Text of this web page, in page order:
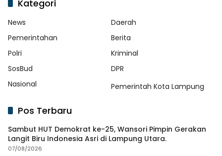
Kategori
News
Daerah
Pemerintahan
Berita
Polri
Kriminal
SosBud
DPR
Nasional
Pemerintah Kota Lampung
Pos Terbaru
Sambut HUT Demokrat ke-25, Wansori Pimpin Gerakan
Langit Biru Indonesia Asri di Lampung Utara.
07/08/2026